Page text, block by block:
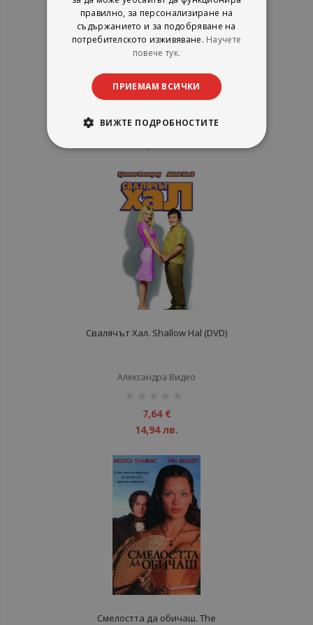
Александра Видео
1%
10,20 €
Свалячът Хал. Shallow Hal (DVD)
Александра Видео
7,64 €
14,94 лв.
Смелостта да обичаш. The
правилно, за персонализиране на
съдържанието и за подобряване на
потребителското изживяване. Научете
повече тук.
ПРИЕМАМ ВСИЧКИ
ВИЖТЕ ПОДРОБНОСТИТЕ